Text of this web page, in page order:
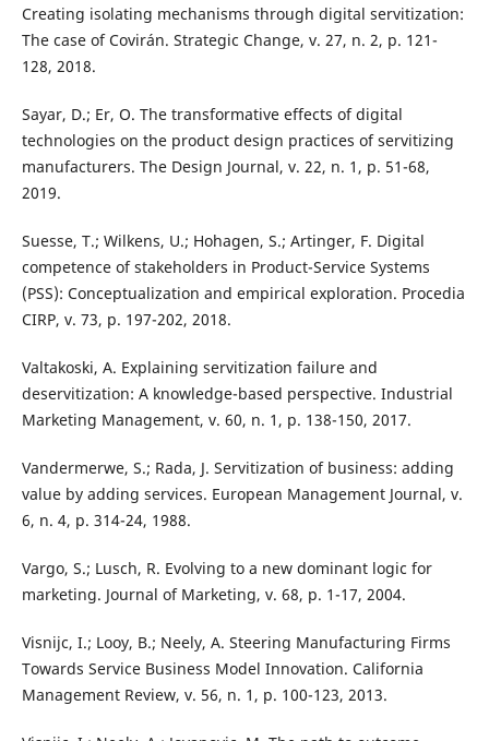
Creating isolating mechanisms through digital servitization:
The case of Covirán. Strategic Change, v. 27, n. 2, p. 121-
128, 2018.
Sayar, D.; Er, O. The transformative effects of digital
technologies on the product design practices of servitizing
manufacturers. The Design Journal, v. 22, n. 1, p. 51-68,
2019.
Suesse, T.; Wilkens, U.; Hohagen, S.; Artinger, F. Digital
competence of stakeholders in Product-Service Systems
(PSS): Conceptualization and empirical exploration. Procedia
CIRP, v. 73, p. 197-202, 2018.
Valtakoski, A. Explaining servitization failure and
deservitization: A knowledge-based perspective. Industrial
Marketing Management, v. 60, n. 1, p. 138-150, 2017.
Vandermerwe, S.; Rada, J. Servitization of business: adding
value by adding services. European Management Journal, v.
6, n. 4, p. 314-24, 1988.
Vargo, S.; Lusch, R. Evolving to a new dominant logic for
marketing. Journal of Marketing, v. 68, p. 1-17, 2004.
Visnijc, I.; Looy, B.; Neely, A. Steering Manufacturing Firms
Towards Service Business Model Innovation. California
Management Review, v. 56, n. 1, p. 100-123, 2013.